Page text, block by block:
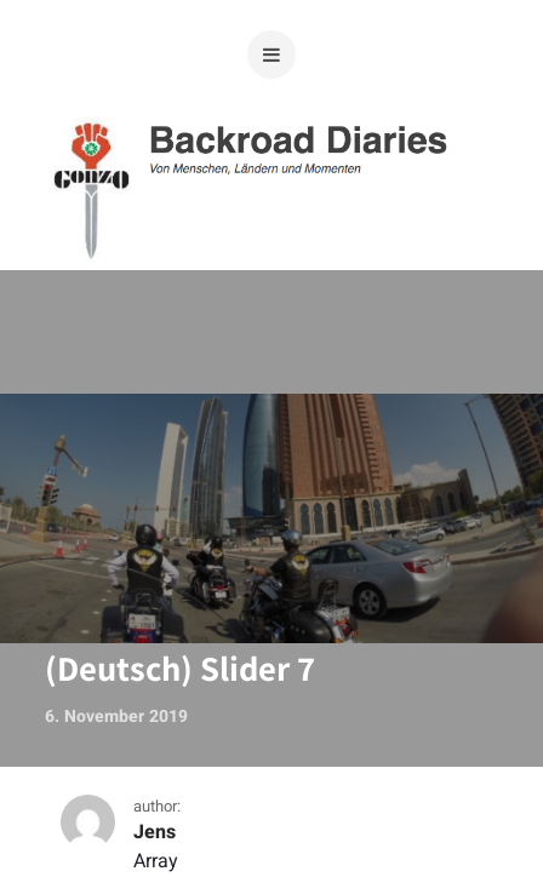
(Deutsch) Slider 7
6. November 2019
author:
Jens
Array